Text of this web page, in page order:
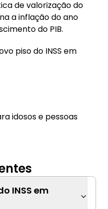
de valorização do
a inflação do ano
do PIB.
piso do INSS em
idosos e pessoas
INSS em